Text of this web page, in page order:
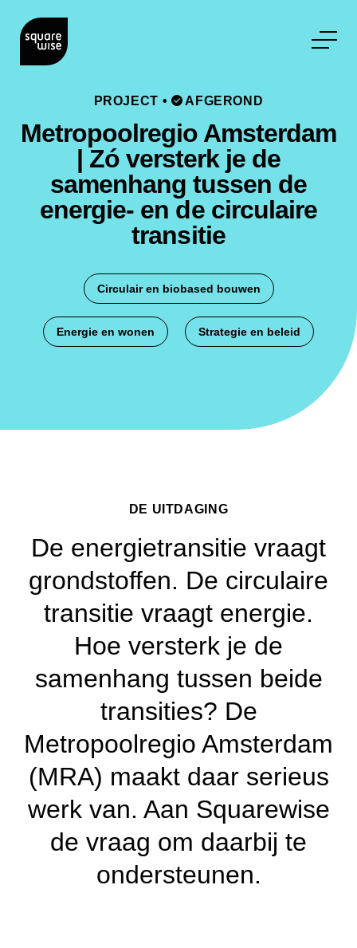
PROJECT • AFGEROND
Metropoolregio Amsterdam
| Zó versterk je de
samenhang tussen de
energie- en de circulaire
transitie
Circulair en biobased bouwen
Energie en wonen Strategie en beleid
DE UITDAGING
De energietransitie vraagt
grondstoffen. De circulaire
transitie vraagt energie.
Hoe versterk je de
samenhang tussen beide
transities? De
Metropoolregio Amsterdam
(MRA) maakt daar serieus
werk van. Aan Squarewise
de vraag om daarbij te
ondersteunen.